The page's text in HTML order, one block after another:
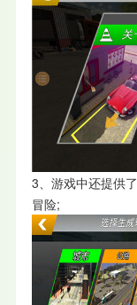
3、游戏中还提供了
冒险;